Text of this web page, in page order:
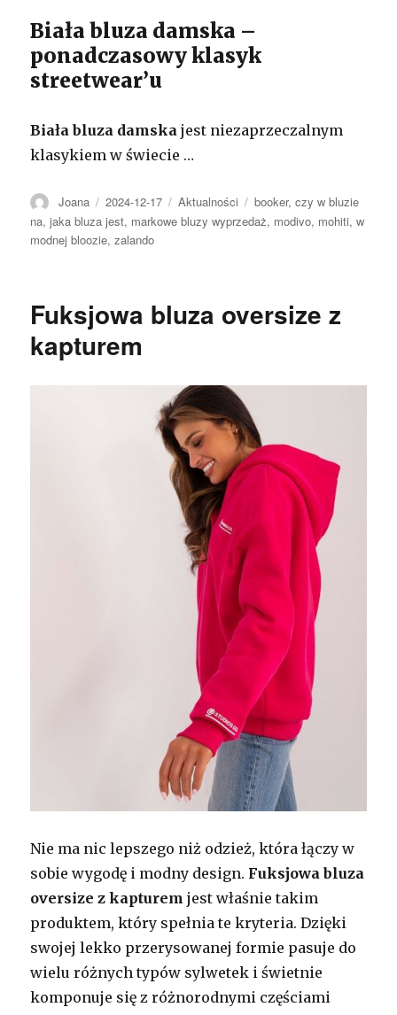
Biała bluza damska –
ponadczasowy klasyk
streetwear’u
Biała bluza damska jest niezaprzeczalnym
klasykiem w świecie …
Autor
Joana Opublikowano
2024-12-17 Kategorie
Aktualności Tagi
booker,czy w bluzie
na,jaka bluza jest, markowe bluzy wyprzedaż, modivo, mohiti,w
modnej bloozie,zalando
Fuksjowa bluza oversize z
kapturem
Nie ma nic lepszego niż odzież, która łączy w
sobie wygodę i modny design. Fuksjowa bluza
oversize z kapturem jest właśnie takim
produktem, który spełnia te kryteria. Dzięki
swojej lekko przerysowanej formie pasuje do
wielu różnych typów sylwetek i świetnie
komponuje się z różnorodnymi częściami